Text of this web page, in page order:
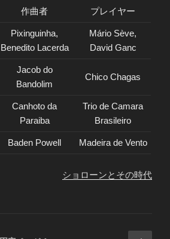
作曲者 プレイヤー
Pixinguinha,
Benedito Lacerda
Mário Sève,
David Ganc
Jacob do
Bandolim
Chico Chagas
Canhoto da
Paraiba
Trio de Camara
Brasileiro
Baden Powell Madeira de Vento
ショローンとその時代